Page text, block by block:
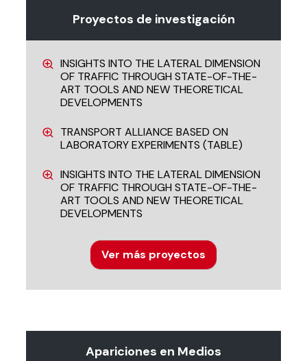
Proyectos de investigación
INSIGHTS INTO THE LATERAL DIMENSION
OF TRAFFIC THROUGH STATE-OF-THE-
ART TOOLS AND NEW THEORETICAL
DEVELOPMENTS
TRANSPORT ALLIANCE BASED ON
LABORATORY EXPERIMENTS (TABLE)
INSIGHTS INTO THE LATERAL DIMENSION
OF TRAFFIC THROUGH STATE-OF-THE-
ART TOOLS AND NEW THEORETICAL
DEVELOPMENTS
Ver más proyectos
Apariciones en Medios